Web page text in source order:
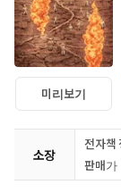
미리보기
소장
전자책
판매가